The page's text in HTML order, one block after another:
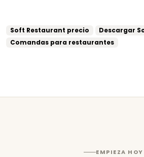
Soft Restaurant precio
Descargar
Comandas para restaurantes
EMPIEZA HOY